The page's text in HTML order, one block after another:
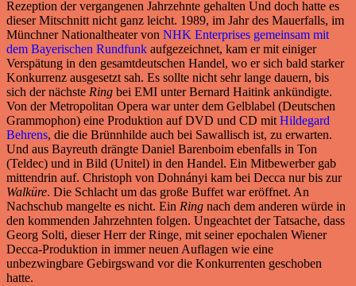
Rezeption der vergangenen Jahrzehnte gehalten Und doch hatte es
dieser Mitschnitt nicht ganz leicht. 1989, im Jahr des Mauerfalls, im
Münchner Nationaltheater von NHK Enterprises gemeinsam mit
dem Bayerischen Rundfunk aufgezeichnet, kam er mit einiger
Verspätung in den gesamtdeutschen Handel, wo er sich bald starker
Konkurrenz ausgesetzt sah. Es sollte nicht sehr lange dauern, bis
sich der nächste Ring bei EMI unter Bernard Haitink ankündigte.
Von der Metropolitan Opera war unter dem Gelblabel (Deutschen
Grammophon) eine Produktion auf DVD und CD mit Hildegard
Behrens, die die Brünnhilde auch bei Sawallisch ist, zu erwarten.
Und aus Bayreuth drängte Daniel Barenboim ebenfalls in Ton
(Teldec) und in Bild (Unitel) in den Handel. Ein Mitbewerber gab
mittendrin auf. Christoph von Dohnányi kam bei Decca nur bis zur
Walküre. Die Schlacht um das große Buffet war eröffnet. An
Nachschub mangelte es nicht. Ein Ring nach dem anderen würde in
den kommenden Jahrzehnten folgen. Ungeachtet der Tatsache, dass
Georg Solti, dieser Herr der Ringe, mit seiner epochalen Wiener
Decca-Produktion in immer neuen Auflagen wie eine
unbezwingbare Gebirgswand vor die Konkurrenten geschoben
hatte.